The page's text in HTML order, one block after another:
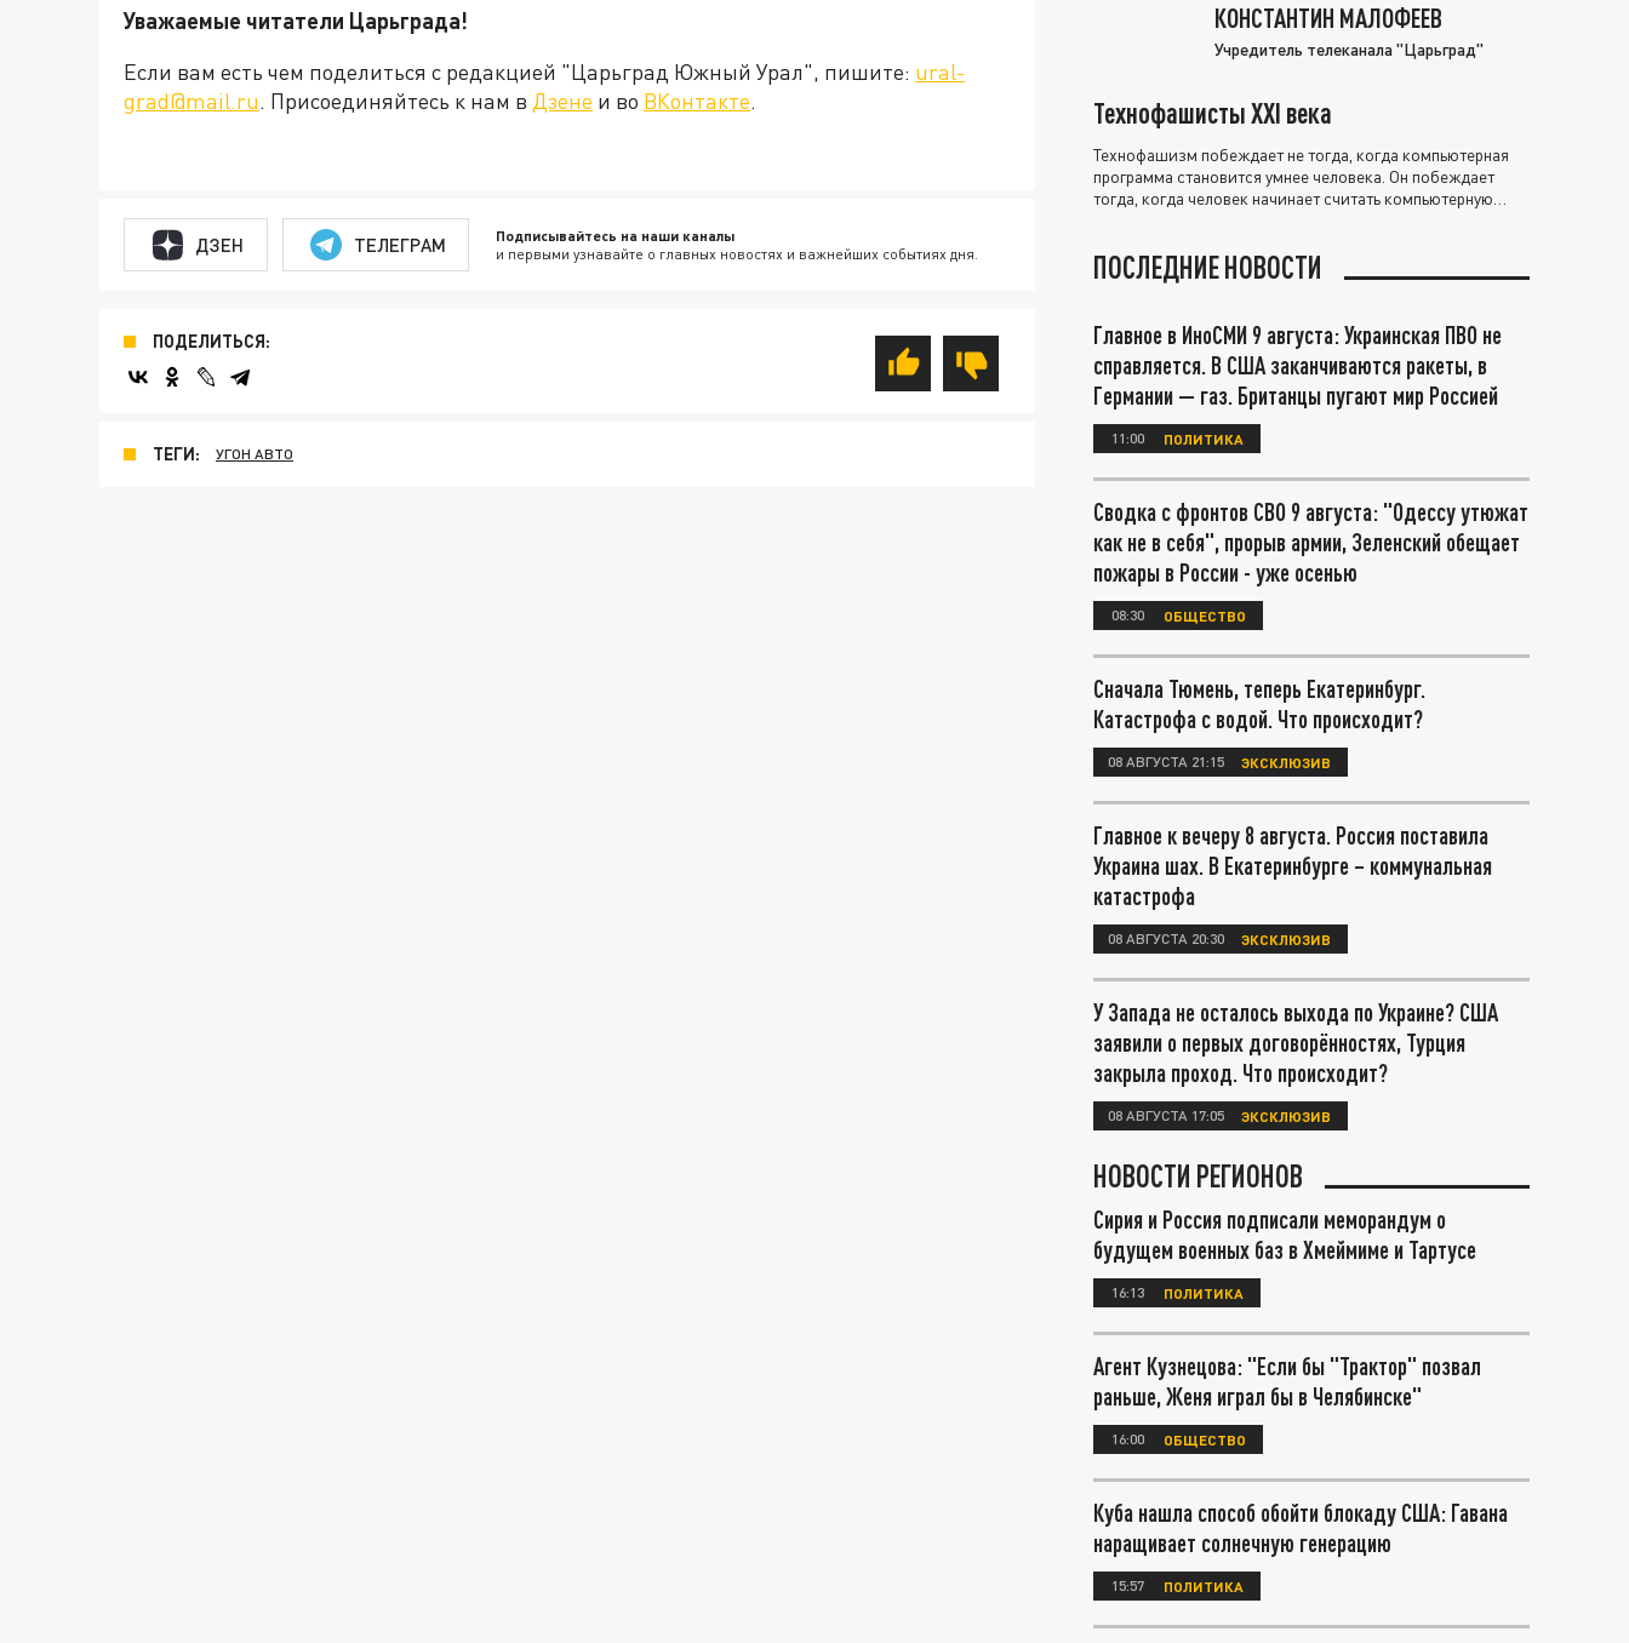
Уважаемые читатели Царьграда!
Если вам есть чем поделиться с редакцией "Царьград Южный Урал", пишите: ural-
grad@mail.ru. Присоединяйтесь к нам в Дзене и во ВКонтакте.
ДЗЕН ТЕЛЕГРАМ Подписывайтесь на наши каналы
и первыми узнавайте о главных новостях и важнейших событиях дня.
ПОДЕЛИТЬСЯ:
ТЕГИ: УГОН АВТО
КОНСТАНТИН МАЛОФЕЕВ
Учредитель телеканала "Царьград"
Технофашисты XXI века
Технофашизм побеждает не тогда, когда компьютерная
программа становится умнее человека. Он побеждает
тогда, когда человек начинает считать компьютерную
ПОСЛЕДНИЕ НОВОСТИ
Главное в ИноСМИ 9 августа: Украинская ПВО не
справляется. В США заканчиваются ракеты, в
Германии — газ. Британцы пугают мир Россией
11:00 ПОЛИТИКА
Сводка с фронтов СВО 9 августа: "Одессу утюжат
как не в себя", прорыв армии, Зеленский обещает
пожары в России - уже осенью
08:30 ОБЩЕСТВО
Сначала Тюмень, теперь Екатеринбург.
Катастрофа с водой. Что происходит?
08 АВГУСТА 21:15 ЭКСКЛЮЗИВ
Главное к вечеру 8 августа. Россия поставила
Украина шах. В Екатеринбурге – коммунальная
катастрофа
08 АВГУСТА 20:30 ЭКСКЛЮЗИВ
У Запада не осталось выхода по Украине? США
заявили о первых договорённостях, Турция
закрыла проход. Что происходит?
08 АВГУСТА 17:05 ЭКСКЛЮЗИВ
НОВОСТИ РЕГИОНОВ
Сирия и Россия подписали меморандум о
будущем военных баз в Хмеймиме и Тартусе
16:13 ПОЛИТИКА
Агент Кузнецова: "Если бы "Трактор" позвал
раньше, Женя играл бы в Челябинске"
16:00 ОБЩЕСТВО
Куба нашла способ обойти блокаду США: Гавана
наращивает солнечную генерацию
15:57 ПОЛИТИКА